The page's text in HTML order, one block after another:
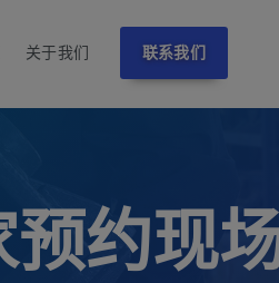
关于我们 联系我们
约现